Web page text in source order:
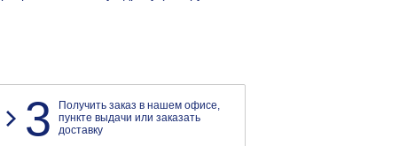
3
Получить заказ в нашем офисе,
пункте выдачи или заказать
доставку